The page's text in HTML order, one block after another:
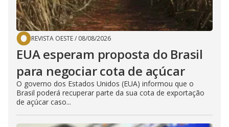
REVISTA OESTE/ 08/08/2026
EUA esperam proposta do Brasil
para negociar cota de açúcar
O governo dos Estados Unidos (EUA) informou que o
Brasil poderá recuperar parte da sua cota de exportação
de açúcar caso...